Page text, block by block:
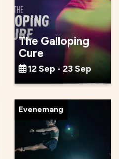
The Galloping
Cure
12 Sep - 23 Sep
Evenemang